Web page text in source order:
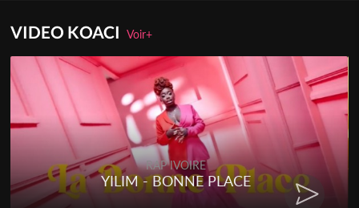
VIDEO KOACIVoir+
RAP IVOIRE
YILIM - BONNE PLACE